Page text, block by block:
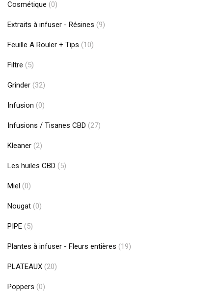
Cosmétique (0)
Extraits à infuser - Résines (9)
Feuille A Rouler + Tips (10)
Filtre (5)
Grinder (32)
Infusion (0)
Infusions / Tisanes CBD (27)
Kleaner (2)
Les huiles CBD (5)
Miel (0)
Nougat (0)
PIPE (5)
Plantes à infuser - Fleurs entières (19)
PLATEAUX (20)
Poppers (0)